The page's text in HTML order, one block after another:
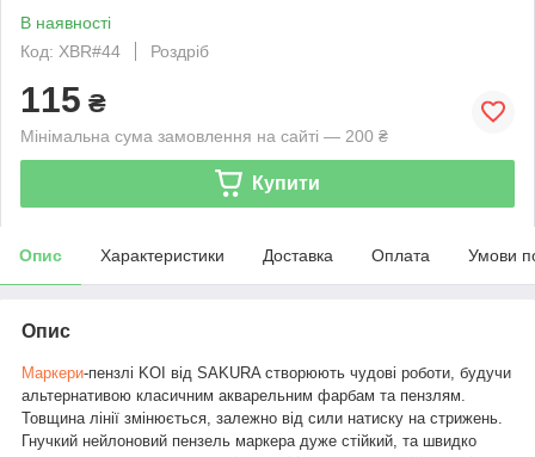
В наявності
Код: XBR#44
Роздріб
115 ₴
Мінімальна сума замовлення на сайті — 200 ₴
Купити
Опис Характеристики Доставка Оплата Умови
Опис
Маркери-пензлі KOI від SAKURA створюють чудові роботи, будучи
альтернативою класичним акварельним фарбам та пензлям.
Товщина лінії змінюється, залежно від сили натиску на стрижень.
Гнучкий нейлоновий пензель маркера дуже стійкий, та швидко